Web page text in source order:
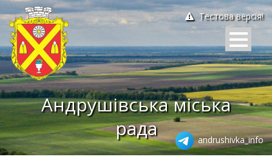
Тестова версія!
Андрушівська міська
рада
andrushivka_info